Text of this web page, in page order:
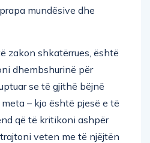
mundësive dhe
zakon shkatërrues, është
dhembshurinë për
se të gjithë bëjnë
– kjo është pjesë e të
që të kritikoni ashpër
veten me të njëjtën